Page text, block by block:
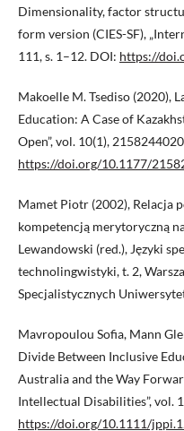
Dimensionality, factor
form version (CIES-SF),
111, s. 1–12. DOI: https://
Makoelle M. Tsediso (2020),
Education: A Case of
Open”, vol. 10(1),
https://doi.org/10.1177/
Mamet Piotr (2002), Relacja
kompetencją merytoryczną
Lewandowski (red.), Języki
technolingwistyki, t. 2,
Specjalistycznych
Mavropoulou Sofia, Mann
Divide Between Inclusive
Australia and the Way
Intellectual Disabilities”, vol.
https://doi.org/10.1111/